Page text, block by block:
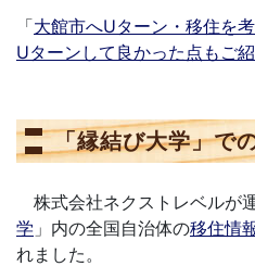
「大館市へUターン・移住を
Uターンして良かった点もご紹
「縁結び大学」で
株式会社ネクストレベルが
学 」内の全国自治体の移住情
れました。